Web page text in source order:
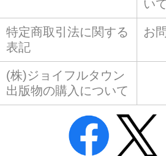
いて
特定商取引法に関する
表記
お
(株)ジョイフルタウン
出版物の購入について